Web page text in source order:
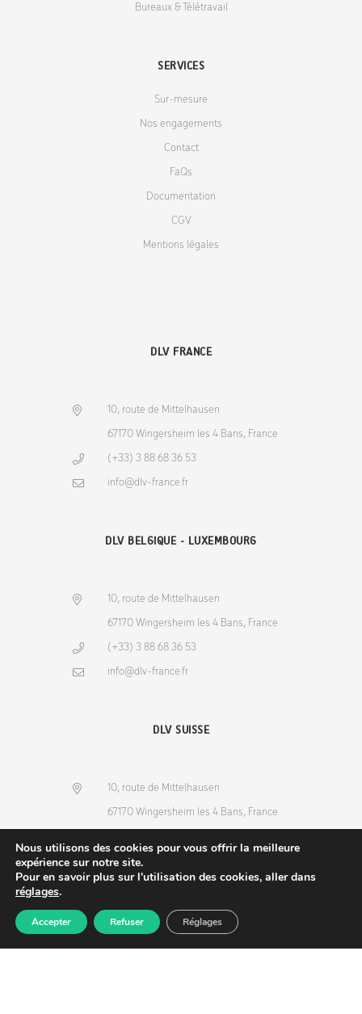
Produits Recherche Commande
Bureaux & Télétravail
SERVICES
Sur-mesure
Nos engagements
Contact
FaQs
Documentation
CGV
Mentions légales
DLV FRANCE
10, route de Mittelhausen
67170 Wingersheim les 4 Bans, France
(+33) 3 88 68 36 53
info@dlv-france.fr
DLV BELGIQUE - LUXEMBOURG
10, route de Mittelhausen
67170 Wingersheim les 4 Bans, France
(+33) 3 88 68 36 53
info@dlv-france.fr
DLV SUISSE
10, route de Mittelhausen
67170 Wingersheim les 4 Bans, France
info@dlv-france.fr
Nous utilisons des cookies pour vous offrir la meilleure
expérience sur notre site.
Pour en savoir plus sur l'utilisation des cookies, aller dans
réglages.
Accepter Refuser Réglages